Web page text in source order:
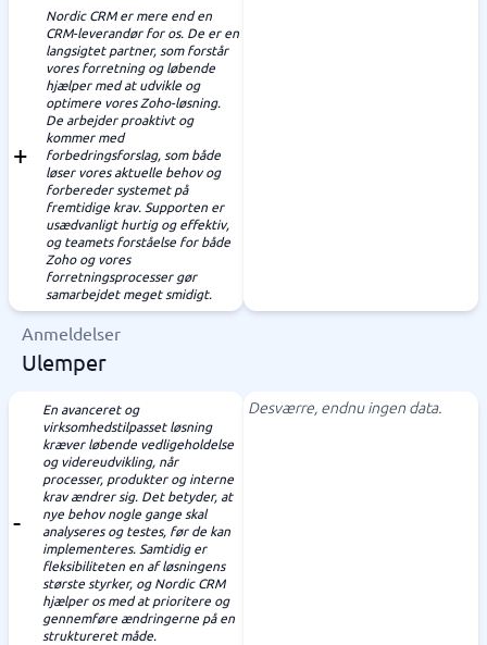
Nordic CRM er mere end en
CRM-leverandør for os. De er en
langsigtet partner, som forstår
vores forretning og løbende
hjælper med at udvikle og
optimere vores Zoho-løsning.
De arbejder proaktivt og
kommer med
forbedringsforslag, som både
løser vores aktuelle behov og
forbereder systemet på
fremtidige krav. Supporten er
usædvanligt hurtig og effektiv,
og teamets forståelse for både
Zoho og vores
forretningsprocesser gør
samarbejdet meget smidigt.
Anmeldelser
Ulemper
En avanceret og
virksomhedstilpasset løsning
kræver løbende vedligeholdelse
og videreudvikling, når
processer, produkter og interne
krav ændrer sig. Det betyder, at
nye behov nogle gange skal
analyseres og testes, før de kan
implementeres. Samtidig er
fleksibiliteten en af løsningens
største styrker, og Nordic CRM
hjælper os med at prioritere og
gennemføre ændringerne på en
struktureret måde.
Desværre, endnu ingen data.